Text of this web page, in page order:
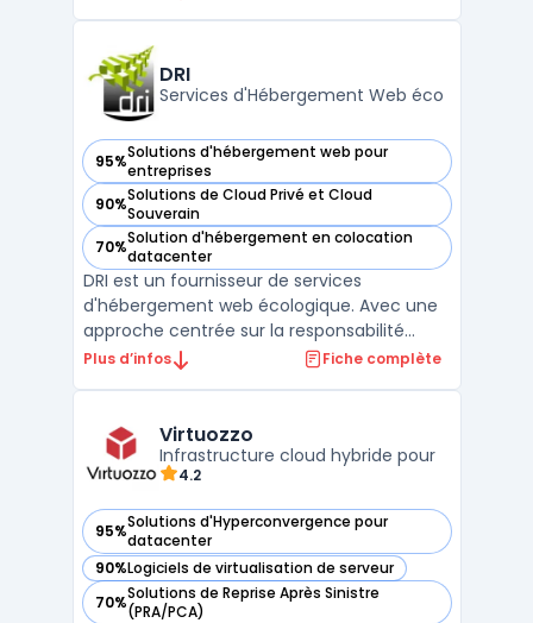
DRI
Services d'Hébergement Web éco
95%Solutions d'hébergement web pour
entreprises
— voir DRI dans cette catégorie
90%Solutions de Cloud Privé et Cloud
Souverain
— voir DRI dans cette catégorie
70%Solution d'hébergement en colocation
datacenter
— voir DRI dans cette catégorie
DRI est un fournisseur de services
d'hébergement web écologique. Avec une
approche centrée sur la responsabilité
environnementale, l'entreprise se
l'hébergement. DRI propose une gamme
variée de services, allant de l'hébergement
mutualisé ...
Plus d’infos Fiche complète
Virtuozzo
Infrastructure cloud hybride pour
4.2
95%Solutions d'Hyperconvergence pour
datacenter
— voir Virtuozzo dans cette catégorie
90%Logiciels de virtualisation de serveur
— voir Virtuozzo dans cette catégorie
70%Solutions de Reprise Après Sinistre
(PRA/PCA)
— voir Virtuozzo dans cette catégorie